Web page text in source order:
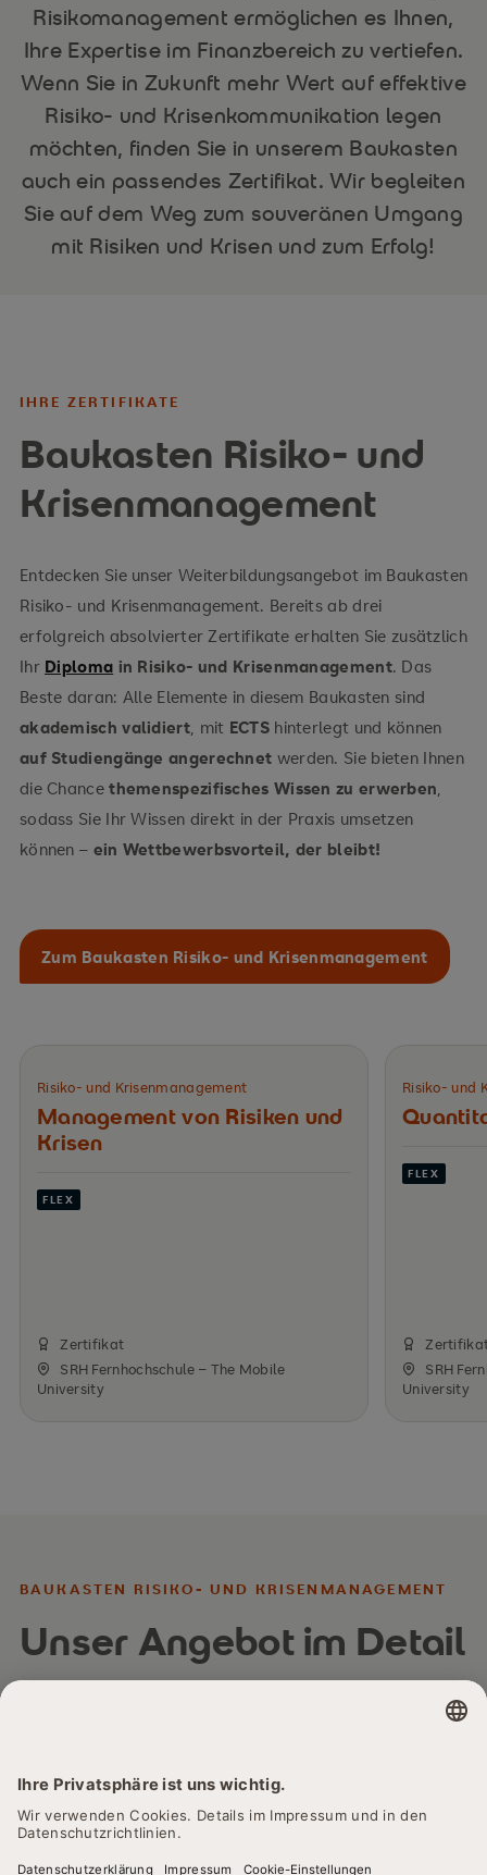
Risikomanagement ermöglichen es Ihnen,
Ihre Expertise im Finanzbereich zu vertiefen.
Wenn Sie in Zukunft mehr Wert auf effektive
Risiko- und Krisenkommunikation legen
möchten, finden Sie in unserem Baukasten
auch ein passendes Zertifikat. Wir begleiten
Sie auf dem Weg zum souveränen Umgang
mit Risiken und Krisen und zum Erfolg!
IHRE ZERTIFIKATE
Baukasten Risiko- und
Krisenmanagement
Entdecken Sie unser Weiterbildungsangebot im Baukasten
Risiko- und Krisenmanagement. Bereits ab drei
erfolgreich absolvierter Zertifikate erhalten Sie zusätzlich
Ihr Diploma in Risiko- und Krisenmanagement. Das
Beste daran: Alle Elemente in diesem Baukasten sind
akademisch validiert, mit ECTS hinterlegt und können
auf Studiengänge angerechnet werden. Sie bieten Ihnen
die Chancethemenspezifisches Wissen zu erwerben
sodass Sie Ihr Wissen direkt in der Praxis umsetzen
können – ein Wettbewerbsvorteil, der bleibt!
Zum Baukasten Risiko- und Krisenmanagement
Risiko- und Krisenmanagement
Management von Risiken­ und
Krisen
FLEX
Zertifikat
SRH Fernhochschule – The Mobile
University
Risiko- und
FLEX
SRH
University
BAUKASTEN RISIKO- UND KRISENMANAGEMENT
Unser Angebot im Detail
30 % Rabatt